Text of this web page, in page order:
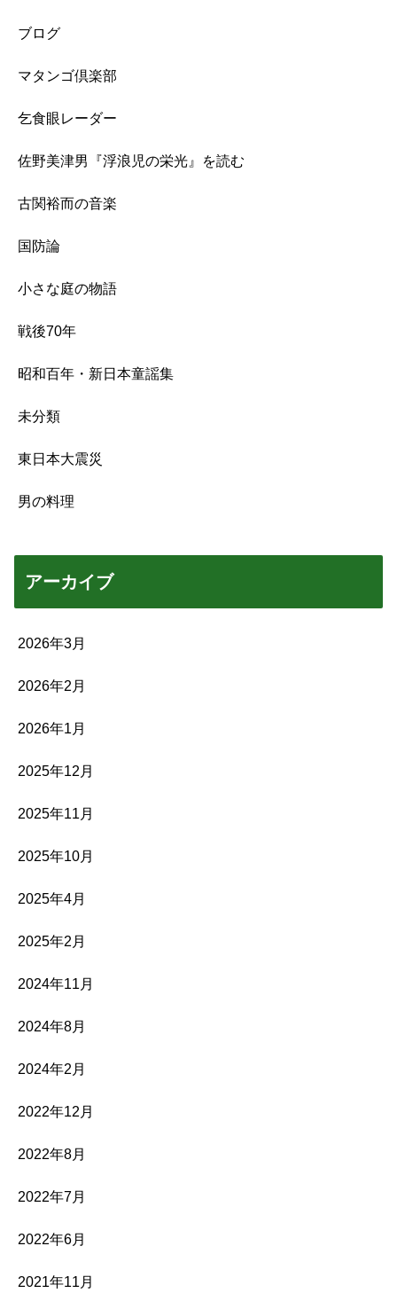
ブログ
マタンゴ倶楽部
乞食眼レーダー
佐野美津男『浮浪児の栄光』を読む
古関裕而の音楽
国防論
小さな庭の物語
戦後70年
昭和百年・新日本童謡集
未分類
東日本大震災
男の料理
アーカイブ
2026年3月
2026年2月
2026年1月
2025年12月
2025年11月
2025年10月
2025年4月
2025年2月
2024年11月
2024年8月
2024年2月
2022年12月
2022年8月
2022年7月
2022年6月
2021年11月